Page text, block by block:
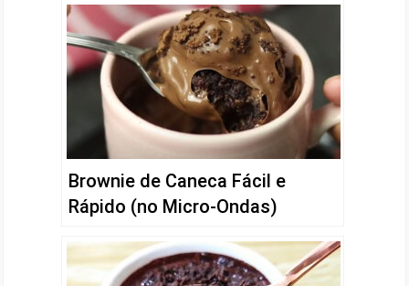
Brownie de Caneca Fácil e
Rápido (no Micro-Ondas)